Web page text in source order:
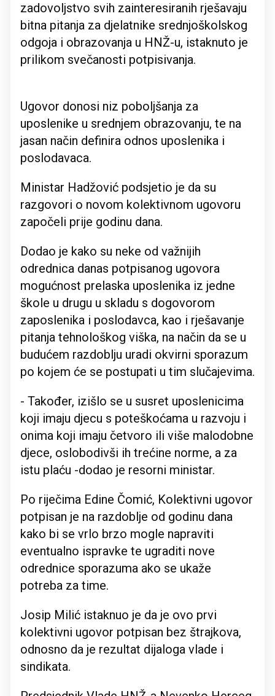
zadovoljstvo svih zainteresiranih rješavaju
bitna pitanja za djelatnike srednjoškolskog
odgoja i obrazovanja u HNŽ-u, istaknuto je
prilikom svečanosti potpisivanja.
Ugovor donosi niz poboljšanja za
uposlenike u srednjem obrazovanju, te na
jasan način definira odnos uposlenika i
poslodavaca.
Ministar Hadžović podsjetio je da su
razgovori o novom kolektivnom ugovoru
započeli prije godinu dana.
Dodao je kako su neke od važnijih
odrednica danas potpisanog ugovora
mogućnost prelaska uposlenika iz jedne
škole u drugu u skladu s dogovorom
zaposlenika i poslodavca, kao i rješavanje
pitanja tehnološkog viška, na način da se u
budućem razdoblju uradi okvirni sporazum
po kojem će se postupati u tim slučajevima.
- Također, izišlo se u susret uposlenicima
koji imaju djecu s poteškoćama u razvoju i
onima koji imaju četvoro ili više malodobne
djece, oslobodivši ih trećine norme, a za
istu plaću -dodao je resorni ministar.
Po riječima Edine Čomić, Kolektivni ugovor
potpisan je na razdoblje od godinu dana
kako bi se vrlo brzo mogle napraviti
eventualno ispravke te ugraditi nove
odrednice sporazuma ako se ukaže
potreba za time.
Josip Milić istaknuo je da je ovo prvi
kolektivni ugovor potpisan bez štrajkova,
odnosno da je rezultat dijaloga vlade i
sindikata.